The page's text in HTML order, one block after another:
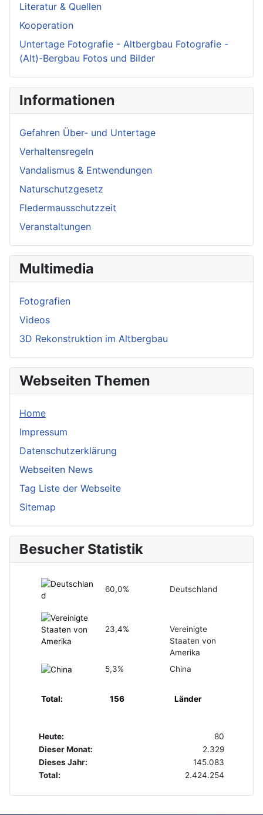
Literatur & Quellen
Kooperation
Untertage Fotografie - Altbergbau Fotografie -
(Alt)-Bergbau Fotos und Bilder
Informationen
Gefahren Über- und Untertage
Verhaltensregeln
Vandalismus & Entwendungen
Naturschutzgesetz
Fledermausschutzzeit
Veranstaltungen
Multimedia
Fotografien
Videos
3D Rekonstruktion im Altbergbau
Webseiten Themen
Home
Impressum
Datenschutzerklärung
Webseiten News
Tag Liste der Webseite
Sitemap
Besucher Statistik
60,0% Deutschland
23,4%
Vereinigte
Staaten von
Amerika
5,3%
China
Total: 156 Länder
Heute:
80
Dieser Monat:
2.329
Dieses Jahr:
145.083
Total:
2.424.254